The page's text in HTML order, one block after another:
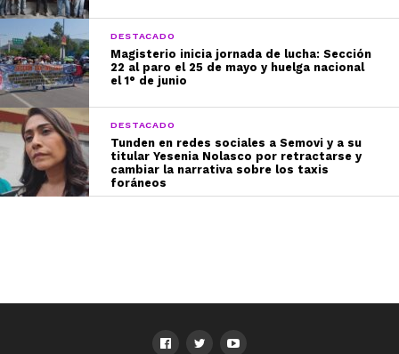
DESTACADO
Magisterio inicia jornada de lucha: Sección
22 al paro el 25 de mayo y huelga nacional
el 1° de junio
DESTACADO
Tunden en redes sociales a Semovi y a su
titular Yesenia Nolasco por retractarse y
cambiar la narrativa sobre los taxis
foráneos